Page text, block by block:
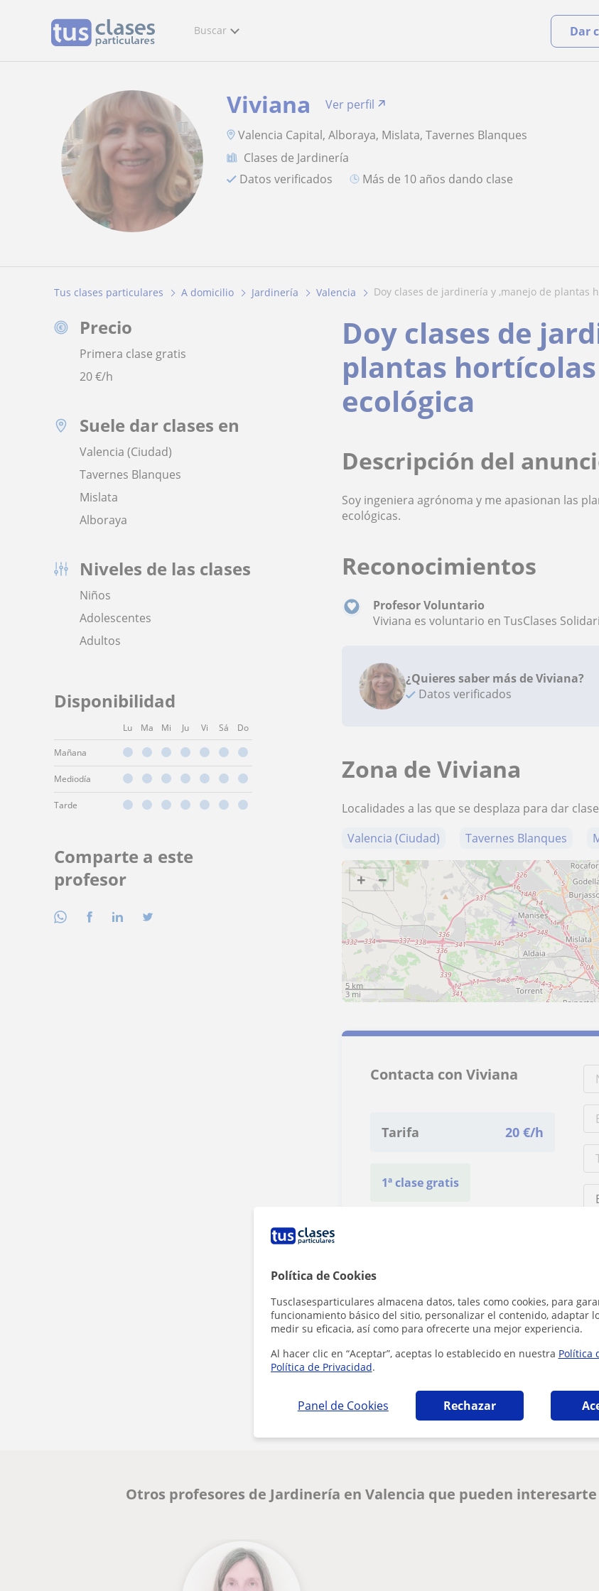
Política de Cookies
Tusclasesparticulares almacena datos, tales como cookies, para
funcionamiento básico del sitio, personalizar el contenido, adaptar
medir su eficacia, así como para ofrecerte una mejor experiencia.
Al hacer clic en “Aceptar”, aceptas lo establecido en nuestra Política
Política de Privacidad.
Panel de Cookies Rechazar
Buscar Dar
Viviana
Ver perfil
Valencia Capital, Alboraya, Mislata, Tavernes Blanques
Clases de Jardinería
Datos verificados
más de 10 años dando clase
Tus clases particulares A domicilio Jardinería Valencia doy clases de jardinería y ,manejo de plantas
Precio
Primera clase gratis
20€/h
Suele dar clases en
Valencia (Ciudad)
Tavernes Blanques
Mislata
Alboraya
Niveles de las clases
Niños
Adolescentes
Adultos
Disponibilidad
Lu Ma Mi Ju Vi Sá Do
Mañana
Mediodía
Tarde
Comparte a este
profesor
Doy clases de
plantas
ecológica
Descripción del
Soy ingeniera agrónoma y me apasionan las
ecológicas.
Reconocimientos
Profesor Voluntario
Viviana es voluntario en TusClases
¿Quieres saber más de Viviana?
Datos verificados
Zona de Viviana
Localidades a las que se desplaza para dar clase
Valencia (Ciudad)
Tavernes Blanques
+ −
5 km
3 mi
Contacta con Viviana
Tarifa 20 €/h
1ª clase gratis
¿Hay algún error en este perfil? Cuéntanos
Otros profesores de Jardinería en Valencia que pueden interesarte